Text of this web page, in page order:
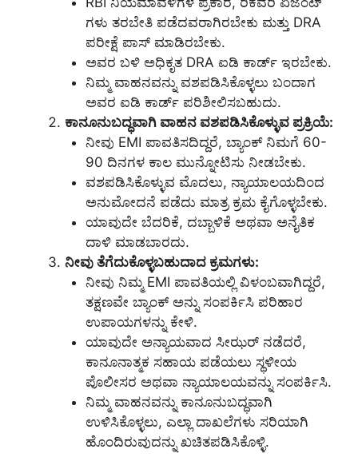
ಗಳು ತರಬೇತಿ ಪಡೆದವರಾಗಿರಬೇಕು ಮತ್ತು DRA
ಪರೀಕ್ಷೆ ಪಾಸ್ ಮಾಡಿರಬೇಕು.
ಅವರ ಬಳಿ ಅಧಿಕೃತ DRA ಐಡಿ ಕಾರ್ಡ್ ಇರಬೇಕು.
ನಿಮ್ಮ ವಾಹನವನ್ನು ವಶಪಡಿಸಿಕೊಳ್ಳಲು ಬಂದಾಗ
ಅವರ ಐಡಿ ಕಾರ್ಡ್ ಪರಿಶೀಲಿಸಬಹುದು.
ಕಾನೂನುಬದ್ಧವಾಗಿ ವಾಹನ ವಶಪಡಿಸಿಕೊಳ್ಳುವ ಪ್ರಕ್ರಿಯೆ:
ನೀವು EMI ಪಾವತಿಸದಿದ್ದರೆ, ಬ್ಯಾಂಕ್ ನಿಮಗೆ 60-
90 ದಿನಗಳ ಕಾಲ ಮುನ್ನೋಟಿಸು ನೀಡಬೇಕು.
ವಶಪಡಿಸಿಕೊಳ್ಳುವ ಮೊದಲು, ನ್ಯಾಯಾಲಯದಿಂದ
ಅನುಮೋದನೆ ಪಡೆದು ಮಾತ್ರ ಕ್ರಮ ಕೈಗೊಳ್ಳಬೇಕು.
ಯಾವುದೇ ಬೆದರಿಕೆ, ದಬ್ಬಾಳಿಕೆ ಅಥವಾ ಅನೈತಿಕ
ದಾಳಿ ಮಾಡಬಾರದು.
ನೀವು ತೆಗೆದುಕೊಳ್ಳಬಹುದಾದ ಕ್ರಮಗಳು:
ನೀವು ನಿಮ್ಮ EMI ಪಾವತಿಯಲ್ಲಿ ವಿಳಂಬವಾಗಿದ್ದರೆ,
ತಕ್ಷಣವೇ ಬ್ಯಾಂಕ್ ಅನ್ನು ಸಂಪರ್ಕಿಸಿ ಪರಿಹಾರ
ಉಪಾಯಗಳನ್ನು ಕೇಳಿ.
ಯಾವುದೇ ಅನ್ಯಾಯವಾದ ಸೀಝರ್ ನಡೆದರೆ,
ಕಾನೂನಾತ್ಮಕ ಸಹಾಯ ಪಡೆಯಲು ಸ್ಥಳೀಯ
ಪೊಲೀಸರ ಅಥವಾ ನ್ಯಾಯಾಲಯವನ್ನು ಸಂಪರ್ಕಿಸಿ.
ನಿಮ್ಮ ವಾಹನವನ್ನು ಕಾನೂನುಬದ್ಧವಾಗಿ
ಉಳಿಸಿಕೊಳ್ಳಲು, ಎಲ್ಲಾ ದಾಖಲೆಗಳು ಸರಿಯಾಗಿ
ಹೊಂದಿರುವುದನ್ನು ಖಚಿತಪಡಿಸಿಕೊಳ್ಳಿ.